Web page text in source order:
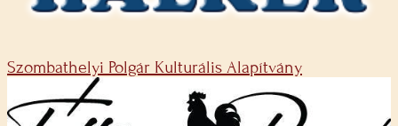
Szombathelyi Polgár Kulturális Alapítvány